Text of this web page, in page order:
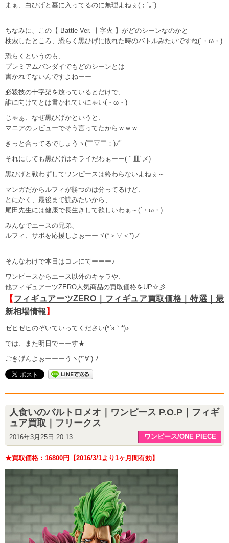
まぁ、白ひげと墓に入ってるのに無理よねぇ(；´｡`)
ちなみに、この【-Battle Ver. 十字火-】がどのシーンなのかと
検索したところ、恐らく黒ひげに敗れた時のバトルみたいですね(´・ω・)
恐らくというのも、
プレミアムバンダイでもどのシーンとは
書かれてないんですよねーー
必殺技の十字架を放っているとだけで、
誰に向けてとは書かれていにゃい(・ω・)
じゃぁ、なぜ黒ひげかというと、
マニアのレビューでそう言ってたからｗｗｗ
きっと合ってるでしょうヽ(￣▽￣：)ﾉ"
それにしても黒ひげはキライだわぁーー(｀皿´メ)
黒ひげと戦わずしてワンピースは終わらないよねぇ～
マンガだからルフィが勝つのは分ってるけど、
とにかく、最後まで読みたいから、
尾田先生には健康で長生きして欲しいわぁ～(´・ω・)
みんなでエースの兄弟、
ルフィ、サボを応援しよぉーーヾ(*＞▽＜*)ノ
そんなわけで本日はコレにてーーー♪
ワンピースからエース以外のキャラや、
他フィギュアーツZERO人気商品の買取価格をUP☆彡
【 フィギュアーツZERO｜フィギュア買取価格｜特選｜最
新相場情報 】
ゼヒゼヒのぞいていってください(*´з｀*)♪
では、また明日でーーす★
ごきげんよぉーーーうヽ(*´∀`) ﾉ
人食いのバルトロメオ｜ワンピース P.O.P｜フィギ
ュア買取｜フリークス
2016年3月25日 20:13 ワンピース/ONE PIECE
★買取価格：16800円【2016/3/1より1ヶ月間有効】